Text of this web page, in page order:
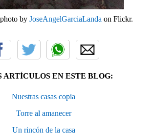
by JoseAngelGarciaLanda on Flickr.
ARTÍCULOS EN ESTE BLOG:
Nuestras casas copia
Torre al amanecer
Un rincón de la casa